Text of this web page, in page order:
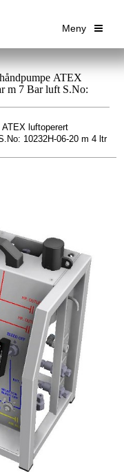
Meny
ATEX
m 7 Bar luft S.No:
ATEX luftoperert
10232H-06-20 m 4 ltr